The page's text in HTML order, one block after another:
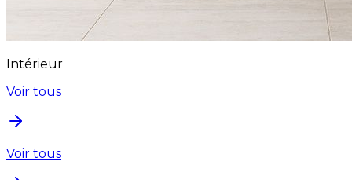
Intérieur
Voir tous
Voir tous